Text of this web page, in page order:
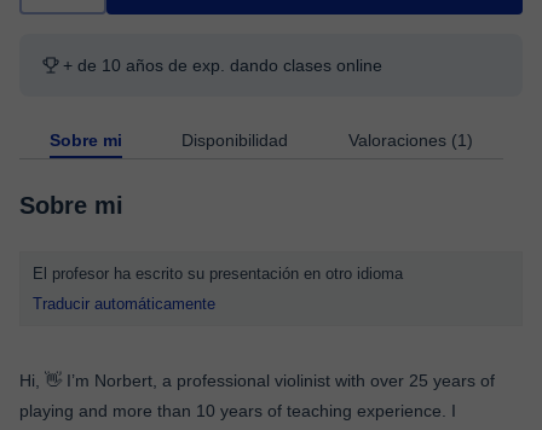
+ de 10 años de exp. dando clases online
Sobre mi Disponibilidad Valoraciones (1)
Sobre mi
El profesor ha escrito su presentación en otro idioma
Traducir automáticamente
Hi, 👋 I’m Norbert, a professional violinist with over 25 years of
playing and more than 10 years of teaching experience. I